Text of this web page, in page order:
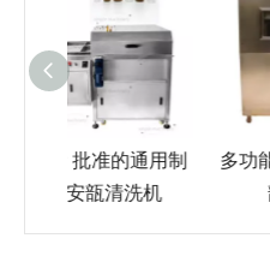
多功能实验室自动安
瓿清洗机